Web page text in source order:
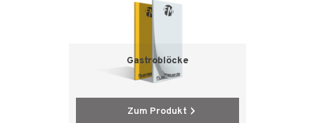
Gastroblöcke
Zum Produkt